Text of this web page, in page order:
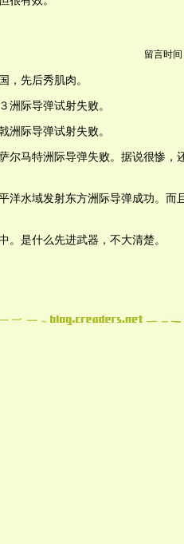
留言时间
，先后秀肌肉。
洲际导弹试射失败。
洲际导弹试射失败。
尔马特洲际导弹失败。据说很惨，
洋水域发射东方洲际导弹成功。而
。是什么先进武器，不大清楚。